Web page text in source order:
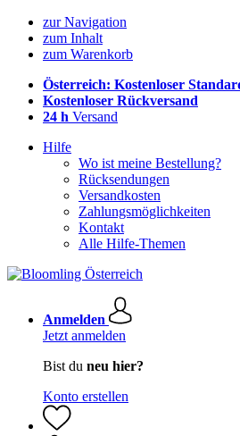
zur Navigation
zum Inhalt
zum Warenkorb
Österreich: Kostenloser
Kostenloser Rückversand
24 h Versand
Hilfe
Wo ist meine Bestellung?
Rücksendungen
Versandkosten
Zahlungsmöglichkeiten
Kontakt
Alle Hilfe-Themen
Anmelden
Jetzt anmelden
Bist du neu hier?
Konto erstellen